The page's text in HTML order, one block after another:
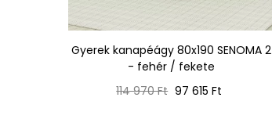
Gyerek kanapéágy 80x190 SENOMA 2
- fehér / fekete
Normál
114 970 Ft Ár
97 615 Ft